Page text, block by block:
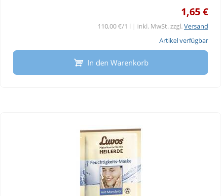
1,65 €
110,00 €/1 l | inkl. MwSt. zzgl.Versand
Artikel verfügbar
In den Warenkorb